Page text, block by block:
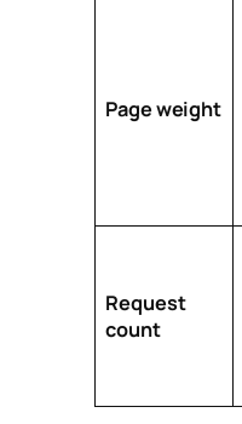
Page weight
Request
count